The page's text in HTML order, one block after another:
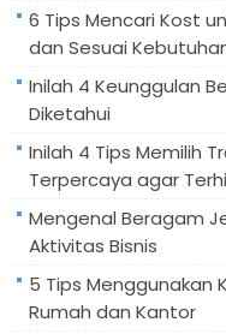
6 Tips Mencari Kost
dan Sesuai
Inilah 4 Keunggulan
Diketahui
Inilah 4 Tips Memilih
Terpercaya agar
Mengenal Beragam
Aktivitas Bisnis
5 Tips Menggunakan
Rumah dan Kantor